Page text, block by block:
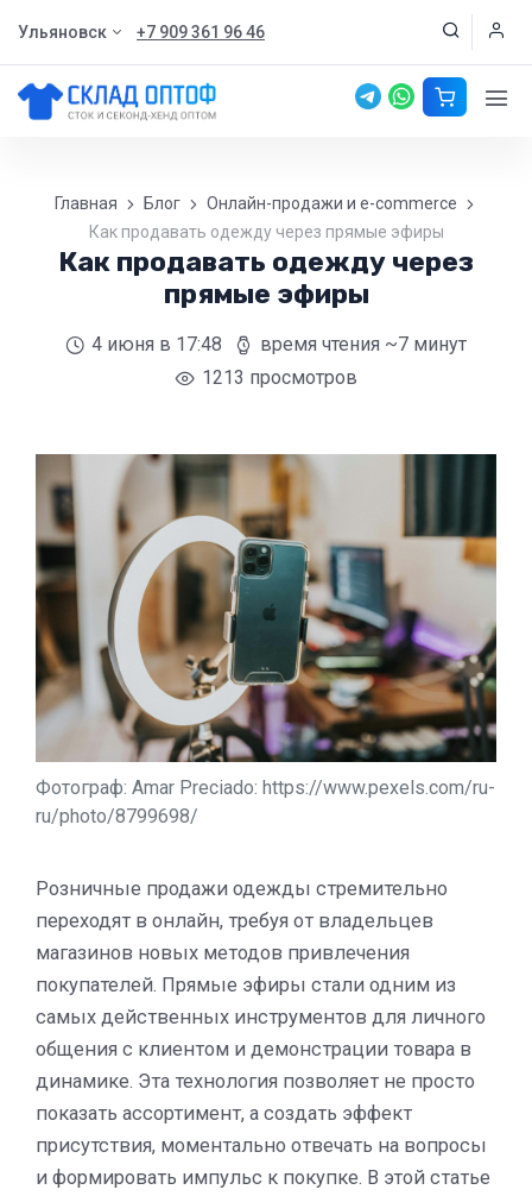
Ульяновск +7 909 361 96 46
Главная Блог
Онлайн-продажи и e-commerce
Как продавать одежду через прямые эфиры
Как продавать одежду через
прямые эфиры
4 июня в 17:48
время чтения ~7 минут
1213 просмотров
Фотограф: Amar Preciado: https://www.pexels.com/ru-
ru/photo/8799698/
Розничные продажи одежды стремительно
переходят в онлайн, требуя от владельцев
магазинов новых методов привлечения
покупателей. Прямые эфиры стали одним из
самых действенных инструментов для личного
общения с клиентом и демонстрации товара в
динамике. Эта технология позволяет не просто
показать ассортимент, а создать эффект
присутствия, моментально отвечать на вопросы
и формировать импульс к покупке. В этой статье